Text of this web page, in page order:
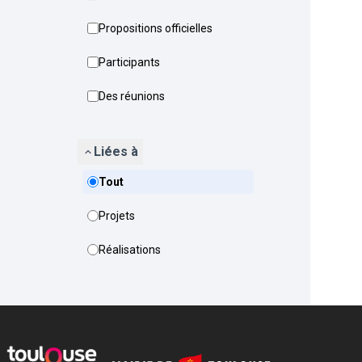
Propositions officielles
Participants
Des réunions
Liées à
Tout
Projets
Réalisations